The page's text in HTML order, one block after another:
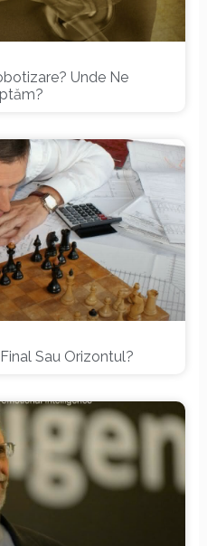
Unde Ne
Sau Orizontul?